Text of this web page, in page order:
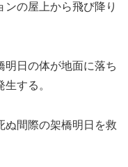
の屋上から飛び降り
明日の体が地面に落ち
する。
ぬ間際の架橋明日を救